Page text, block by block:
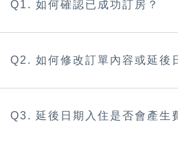
Q1. 如何確認已成功訂房？
Q2. 如何修改訂單內容或延後
Q3. 延後日期入住是否會產生